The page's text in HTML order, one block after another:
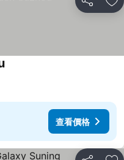
分享 加
查看價格